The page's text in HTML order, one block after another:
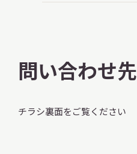
問い合わせ先
チラシ裏面をご覧ください